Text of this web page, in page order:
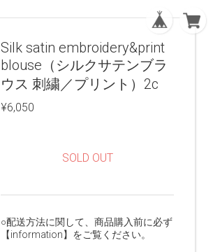
Silk satin embroidery&print
blouse（シルクサテンブラ
ウス 刺繍／プリント）2c
¥6,050
SOLD OUT
○配送方法に関して、商品購入前に必ず
【information】をご覧ください。